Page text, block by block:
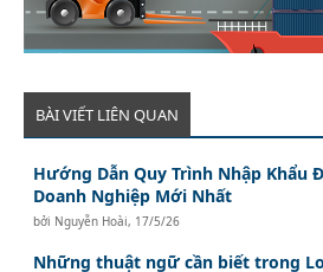
BÀI VIẾT LIÊN QUAN
Hướng Dẫn Quy Trình Nhập Khẩu
Doanh Nghiệp Mới Nhất
bởi Nguyễn Hoài, 17/5/26
Những thuật ngữ cần biết trong